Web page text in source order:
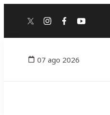
twitterinstagram
facebook
youtube
07 ago 2026